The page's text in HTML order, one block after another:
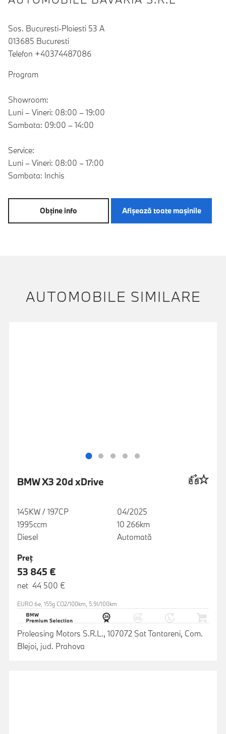
Sos. Bucuresti-Ploiesti 53 A
013685 Bucuresti
Telefon +40374487086
Program
Showroom:
Luni – Vineri: 08:00 – 19:00
Sambata: 09:00 – 14:00
Service:
Luni – Vineri: 08:00 – 17:00
Sambata: Inchis
Obţine info Afişează toate maşinile
AUTOMOBILE SIMILARE
BMW X3 20d xDrive
145KW / 197CP
1995ccm
Diesel
04/2025
10 266km
Automată
Preţ
53 845 €
net 44 500 €
EURO 6e, 155g CO2/100km, 5.9l/100km
Proleasing Motors S.R.L., 107072 Sat Tantareni, Com.
Blejoi, jud. Prahova